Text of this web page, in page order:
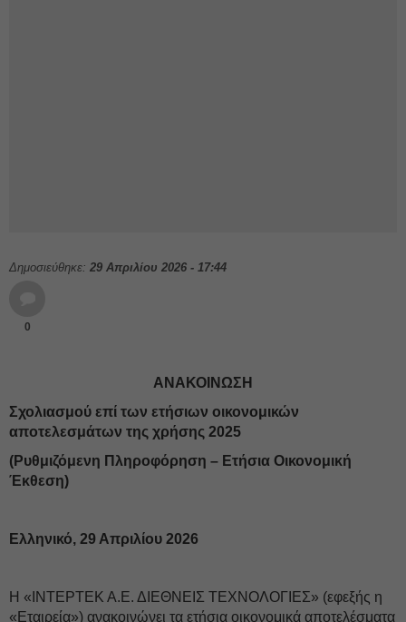
Δημοσιεύθηκε: 29 Απριλίου 2026 - 17:44
0
ΑΝΑΚΟΙΝΩΣΗ
Σχολιασμού επί των ετήσιων οικονομικών
αποτελεσμάτων της χρήσης 2025
(Ρυθμιζόμενη Πληροφόρηση – Ετήσια Οικονομική
Έκθεση)
Ελληνικό, 29 Απριλίου 2026
Η «ΙΝΤΕΡΤΕΚ Α.Ε. ΔΙΕΘΝΕΙΣ ΤΕΧΝΟΛΟΓΙΕΣ» (εφεξής η
«Εταιρεία») ανακοινώνει τα ετήσια οικονομικά αποτελέσματα